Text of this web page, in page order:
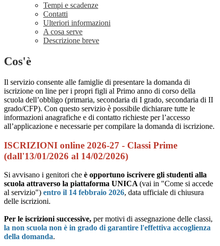
Tempi e scadenze
Contatti
Ulteriori informazioni
A cosa serve
Descrizione breve
Cos'è
Il servizio consente alle famiglie di presentare la domanda di
iscrizione on line per i propri figli al Primo anno di corso della
scuola dell’obbligo (primaria, secondaria di I grado, secondaria di II
grado/CFP). Con questo servizio è possibile dichiarare tutte le
informazioni anagrafiche e di contatto richieste per l’accesso
all’applicazione e necessarie per compilare la domanda di iscrizione.
ISCRIZIONI online 2026-27 - Classi Prime
(dall'13/01/2026 al 14/02/2026)
Si avvisano i genitori che è opportuno iscrivere gli studenti alla
scuola attraverso la piattaforma UNICA (vai in "Come si accede
al servizio") entro il 14 febbraio 2026, data ufficiale di chiusura
delle iscrizioni.
Per le iscrizioni successive, per motivi di assegnazione delle classi,
la non scuola non è in grado di garantire l'effettiva accoglienza
della domanda.